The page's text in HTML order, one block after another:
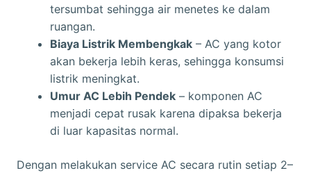
tersumbat sehingga air menetes ke dalam
ruangan.
Biaya Listrik Membengkak – AC yang kotor
akan bekerja lebih keras, sehingga konsumsi
listrik meningkat.
Umur AC Lebih Pendek – komponen AC
menjadi cepat rusak karena dipaksa bekerja
di luar kapasitas normal.
Dengan melakukan service AC secara rutin setiap 2–